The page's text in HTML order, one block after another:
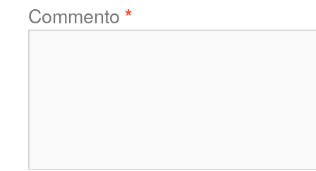
Commento *